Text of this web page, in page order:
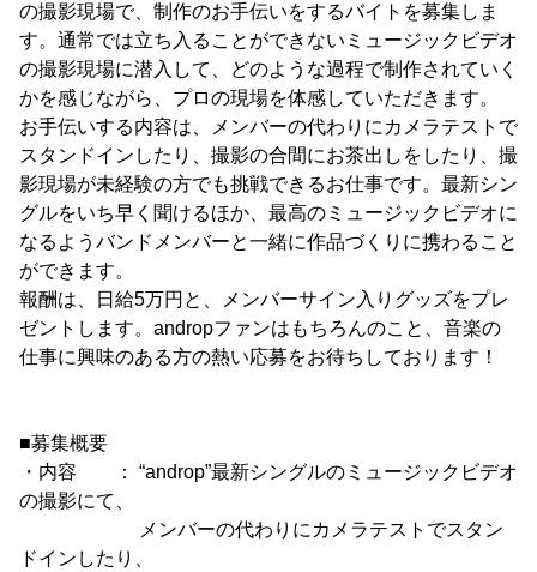
の撮影現場で、制作のお手伝いをするバイトを募集しま
す。通常では立ち入ることができないミュージックビデオ
の撮影現場に潜入して、どのような過程で制作されていく
かを感じながら、プロの現場を体感していただきます。
お手伝いする内容は、メンバーの代わりにカメラテストで
スタンドインしたり、撮影の合間にお茶出しをしたり、撮
影現場が未経験の方でも挑戦できるお仕事です。最新シン
グルをいち早く聞けるほか、最高のミュージックビデオに
なるようバンドメンバーと一緒に作品づくりに携わること
ができます。
報酬は、日給5万円と、メンバーサイン入りグッズをプレ
ゼントします。andropファンはもちろんのこと、音楽の
仕事に興味のある方の熱い応募をお待ちしております！
■募集概要
・内容 ： “androp”最新シングルのミュージックビデオ
の撮影にて、
メンバーの代わりにカメラテストでスタン
ドインしたり、